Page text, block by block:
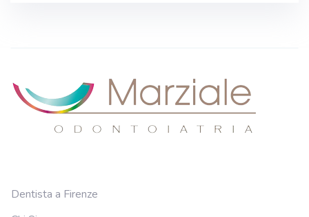
Dentista a Firenze